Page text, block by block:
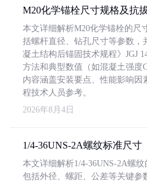
M20化学锚栓尺寸规格及抗
本文详细解析M20化学锚栓的尺
括螺杆直径、钻孔尺寸等参数，
凝土结构后锚固技术规程》JGJ
方法和典型数值（如混凝土强度
内容涵盖安装要点、性能影响因
程技术人员参考。
2026年8月4日
1/4-36UNS-2A螺纹标准尺寸
本文详细解析1/4-36UNS-2A螺
包括外径、螺距、公差等关键参